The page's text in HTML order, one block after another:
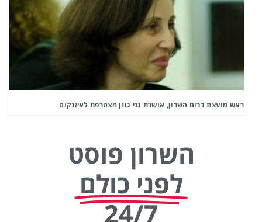
ראש מועצת דרום השרון, אושרת גני גונן מצטרפת לאיזנקוט
השרון פוסט
לפני כולם
24/7